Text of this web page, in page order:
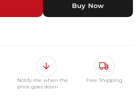
Notify me when the
price goes down
Free Shipping